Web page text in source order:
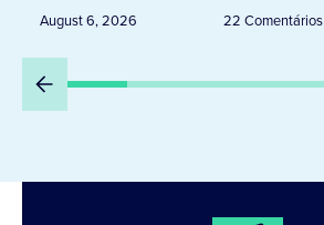
Peru
August 6, 2026 22 Comentários